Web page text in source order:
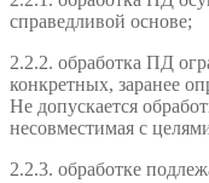
справедливой основе;
2.2.2. обработка ПД
конкретных, заранее
Не допускается
несовместимая с
2.2.3. обработке